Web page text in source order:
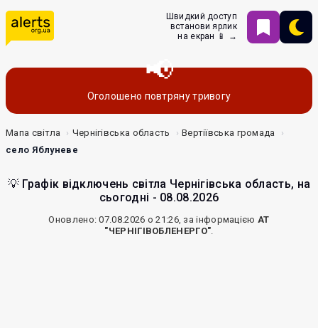
Швидкий доступ
встанови ярлик
на екран 📱 →
Оголошено повтряну тривогу
Мапа світла Чернігівська область
Вертіївська громада
село Яблуневе
💡 Графік відключень світла Чернігівська область, на
сьогодні - 08.08.2026
Оновлено: 07.08.2026 о 21:26, за інформацією АТ
"ЧЕРНІГІВОБЛЕНЕРГО".